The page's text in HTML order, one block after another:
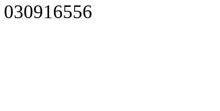
030916556